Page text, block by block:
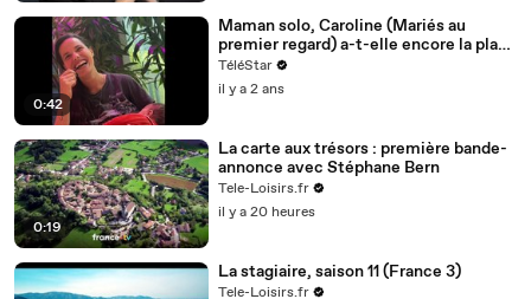
0:42
Maman solo, Caroline (Mariés au
premier regard) a-t-elle encore la place
pour un homme ? Sa réponse cash
TéléStar
il y a 2 ans
0:19
La carte aux trésors : première bande-
annonce avec Stéphane Bern
Tele-Loisirs.fr
il y a 20 heures
La stagiaire, saison 11 (France 3)
Tele-Loisirs.fr